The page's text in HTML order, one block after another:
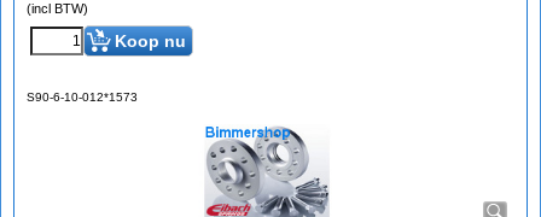
(incl BTW)
Koop nu
S90-6-10-012*1573